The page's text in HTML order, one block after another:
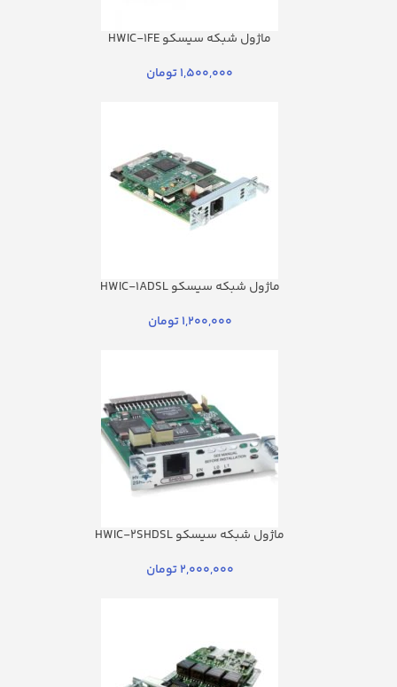
ماژول شبکه سیسکو HWIC-1FE
1,500,000تومان
ماژول شبکه سیسکو HWIC-1ADSL
1,200,000 تومان
ماژول شبکه سیسکو HWIC-2SHDSL
2,000,000 تومان